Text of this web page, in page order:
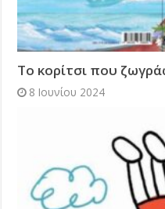
Το κορίτσι που
8 Ιουνίου 2024